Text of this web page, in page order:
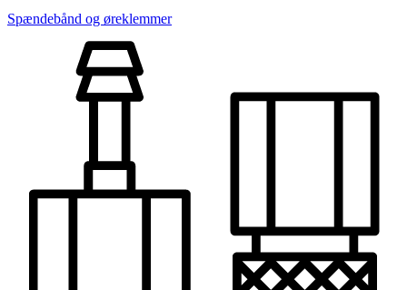
Spændebånd og øreklemmer